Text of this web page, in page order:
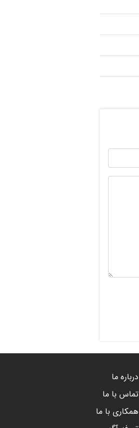
درباره ما
تماس با ما
همکاری با ما